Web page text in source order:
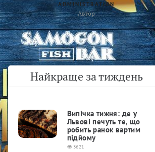
ADMINISTRATION
Автор
Найкраще за тиждень
Випічка тижня: де у
Львові печуть те, що
робить ранок вартим
підйому
3621